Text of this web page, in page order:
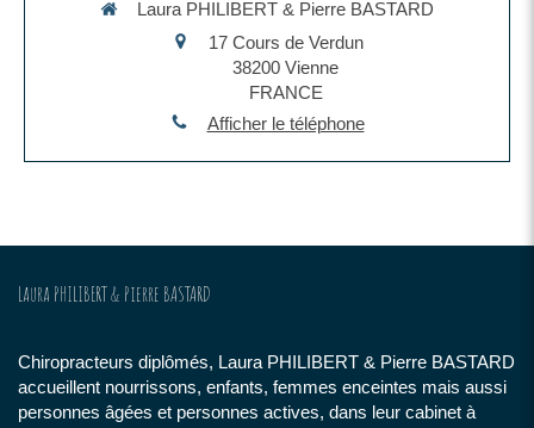
Laura PHILIBERT & Pierre BASTARD
17 Cours de Verdun
38200 Vienne
FRANCE
Afficher le téléphone
Laura PHILIBERT & Pierre BASTARD
Chiropracteurs diplômés, Laura PHILIBERT & Pierre BASTARD
accueillent nourrissons, enfants, femmes enceintes mais aussi
personnes âgées et personnes actives, dans leur cabinet à